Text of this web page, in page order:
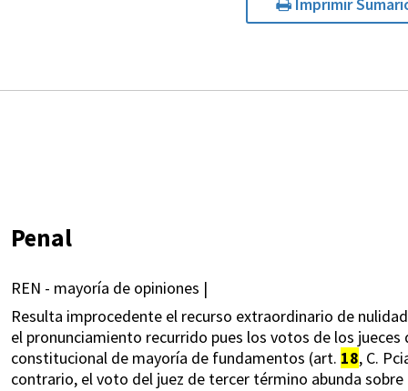
Penal
REN - mayoría de opiniones |
Resulta improcedente el recurso extraordinario de
el pronunciamiento recurrido pues los votos de los
constitucional de mayoría de fundamentos (art. 18, C.
contrario, el voto del juez de tercer término abunda